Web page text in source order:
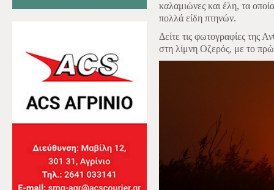
καλαμιώνες και έλη, τα
πολλά είδη πτηνών.
Δείτε τις φωτογραφίες της
στη λίμνη Οζερός, με το